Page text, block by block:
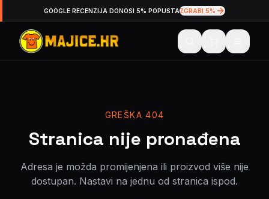
GOOGLE RECENZIJA DONOSI 5% POPUSTAZGRABI 5%
GREŠKA 404
Stranica nije pronađena
Adresa je možda promijenjena ili proizvod više nije
dostupan. Nastavi na jednu od stranica ispod.